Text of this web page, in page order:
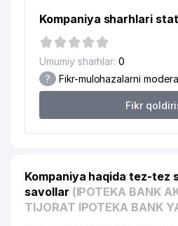
21 KREATIV STUDIO
22 CARAVAN GROUP MChJ
23 DILRUZ MChJ
24 ANTI-KORROZIYA
26
O'ZBEKISTON EVREY
MADANIYAT MARKAZI
Kompaniya sharhlari
Umumiy sharhlar: 0
? Fikr-mulohazalarni
Fikr
Kompaniya haqida tez-tez
savollar (IPOTEKA BANK
TIJORAT IPOTEKA BANK